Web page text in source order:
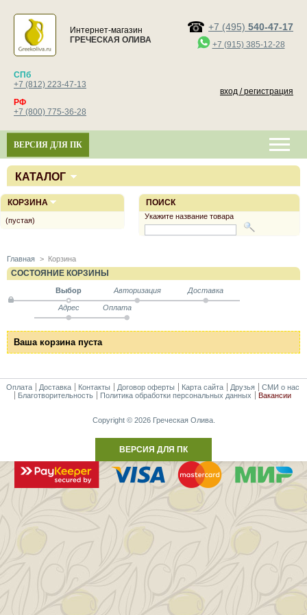
Интернет-магазин
ГРЕЧЕСКАЯ ОЛИВА
+7 (495) 540-47-17
+7 (915) 385-12-28
СПб
+7 (812) 223-47-13
РФ
+7 (800) 775-36-28
вход / регистрация
ВЕРСИЯ ДЛЯ ПК
КАТАЛОГ
Главная > Корзина
СОСТОЯНИЕ КОРЗИНЫ
Выбор Авторизация Доставка
Адрес Оплата
Ваша корзина пуста
ПОИСК
Укажите название товара
КОРЗИНА
(пустая)
Оплата Доставка Контакты Договор оферты Карта сайта Друзья
СМИ о нас
Благотворительность
Политика обработки персональных данных Вакансии
Copyright © 2026 Греческая Олива.
ВЕРСИЯ ДЛЯ ПК